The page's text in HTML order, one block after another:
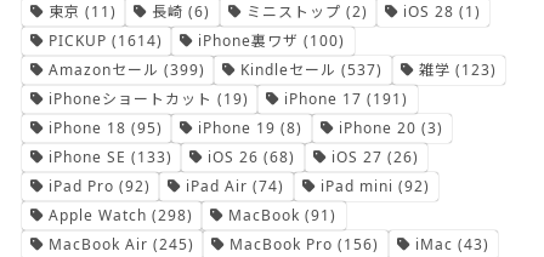
東京 (11) 長崎 (6) ミニストップ (2) iOS 28 (1)
PICKUP (1614) iPhone裏ワザ (100)
Amazonセール (399) Kindleセール (537) 雑学 (123)
iPhoneショートカット (19) iPhone 17 (191)
iPhone 18 (95) iPhone 19 (8) iPhone 20 (3)
iPhone SE (133) iOS 26 (68) iOS 27 (26)
iPad Pro (92) iPad Air (74) iPad mini (92)
Apple Watch (298) MacBook (91)
MacBook Air (245) MacBook Pro (156) iMac (43)